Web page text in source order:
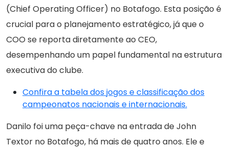
(Chief Operating Officer) no Botafogo. Esta posição é
crucial para o planejamento estratégico, já que o
COO se reporta diretamente ao CEO,
desempenhando um papel fundamental na estrutura
executiva do clube.
Confira a tabela dos jogos e classificação dos
campeonatos nacionais e internacionais.
Danilo foi uma peça-chave na entrada de John
Textor no Botafogo, há mais de quatro anos. Ele e